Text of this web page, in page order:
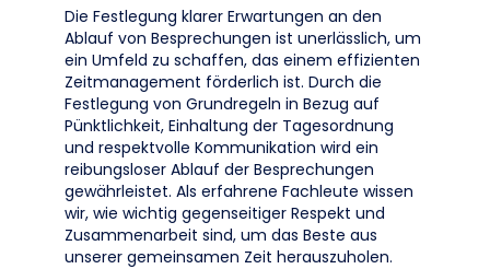
Die Festlegung klarer Erwartungen an den
Ablauf von Besprechungen ist unerlässlich, um
ein Umfeld zu schaffen, das einem effizienten
Zeitmanagement förderlich ist. Durch die
Festlegung von Grundregeln in Bezug auf
Pünktlichkeit, Einhaltung der Tagesordnung
und respektvolle Kommunikation wird ein
reibungsloser Ablauf der Besprechungen
gewährleistet. Als erfahrene Fachleute wissen
wir, wie wichtig gegenseitiger Respekt und
Zusammenarbeit sind, um das Beste aus
unserer gemeinsamen Zeit herauszuholen.